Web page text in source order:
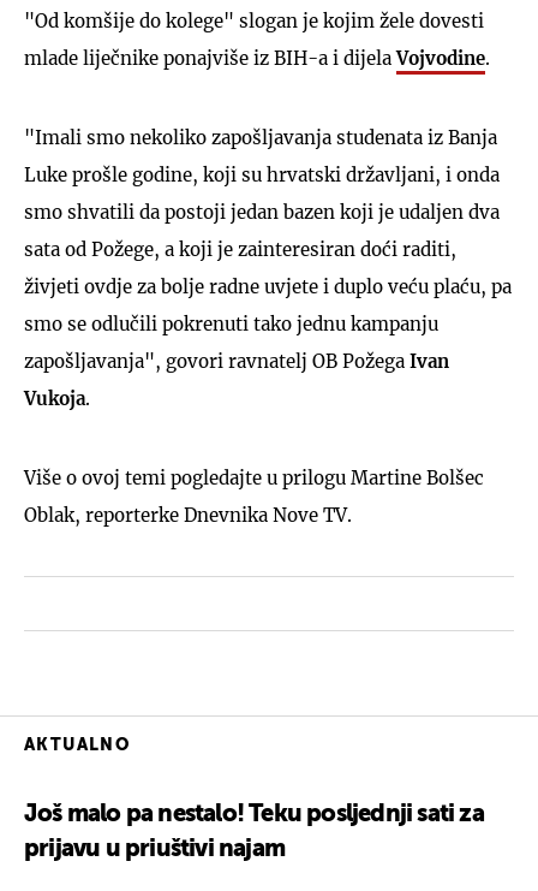
"Od komšije do kolege" slogan je kojim žele dovesti
mlade liječnike ponajviše iz BIH-a i dijelaVojvodine.
"Imali smo nekoliko zapošljavanja studenata iz Banja
Luke prošle godine, koji su hrvatski državljani, i onda
smo shvatili da postoji jedan bazen koji je udaljen dva
sata od Požege, a koji je zainteresiran doći raditi,
živjeti ovdje za bolje radne uvjete i duplo veću plaću, pa
smo se odlučili pokrenuti tako jednu kampanju
zapošljavanja", govori ravnatelj OB Požega Ivan
Vukoja.
Više o ovoj temi pogledajte u prilogu Martine Bolšec
Oblak, reporterke Dnevnika Nove TV.
AKTUALNO
Još malo pa nestalo! Teku posljednji sati za
prijavu u priuštivi najam